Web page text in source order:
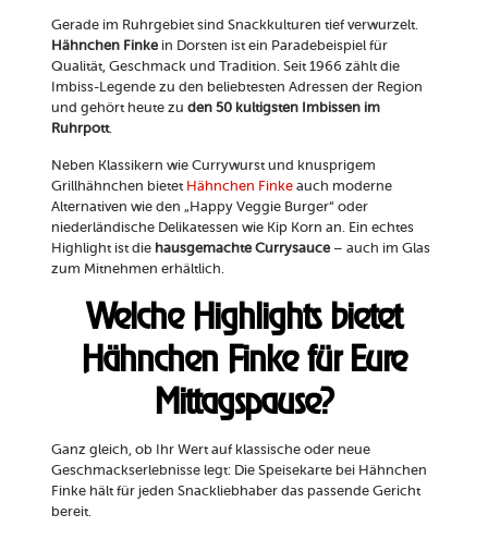
Gerade im Ruhrgebiet sind Snackkulturen tief verwurzelt.
Hähnchen Finkein Dorsten ist ein Paradebeispiel für
Qualität, Geschmack und Tradition. Seit 1966 zählt die
Imbiss-Legende zu den beliebtesten Adressen der Region
und gehört heute zu den 50 kultigsten Imbissen im
Ruhrpott.
Neben Klassikern wie Currywurst und knusprigem
Grillhähnchen bietet Hähnchen Finkeauch moderne
Alternativen wie den „Happy Veggie Burger“ oder
niederländische Delikatessen wie Kip Korn an. Ein echtes
Highlight ist die hausgemachte Currysauce– auch im Glas
zum Mitnehmen erhältlich.
Welche Highlights bietet
Hähnchen Finke für Eure
Mittagspause?
Ganz gleich, ob Ihr Wert auf klassische oder neue
Geschmackserlebnisse legt: Die Speisekarte bei Hähnchen
Finke hält für jeden Snackliebhaber das passende Gericht
bereit.